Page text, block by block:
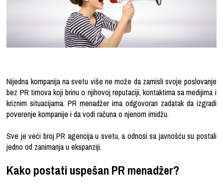
Nijedna kompanija na svetu više ne može da zamisli svoje poslovanje
bez PR timova koji brinu o njihovoj reputaciji, kontaktima sa medijima i
kriznim situacijama. PR menadžer ima odgovoran zadatak da izgradi
poverenje kompanije i da vodi računa o njenom imidžu.
Sve je veći broj PR agencija u svetu, a odnosi sa javnošću su postali
jedno od zanimanja u ekspanziji.
Kako postati uspešan PR menadžer?